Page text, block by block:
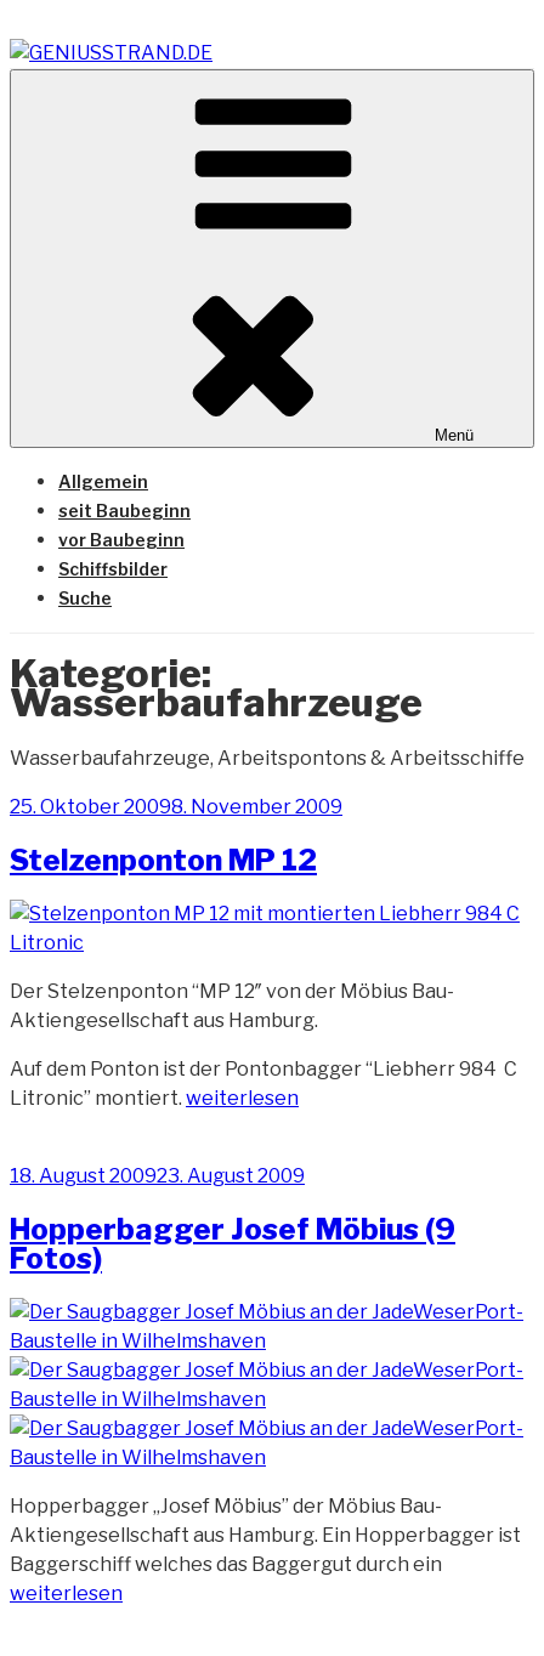
Inhalt
springen
GENIUSSTRAND.DE
Vom Geniusstrand zum JadeWeserPort/Container
Terminal Wilhelmshaven
Menü
Allgemein
seit Baubeginn
vor Baubeginn
Schiffsbilder
Suche
Kategorie:
Wasserbaufahrzeuge
Wasserbaufahrzeuge, Arbeitspontons & Arbeitsschiffe
Veröffentlicht
25. Oktober 20098. November 2009
Stelzenponton MP 12
Der Stelzenponton “MP 12″ von der Möbius Bau-
Aktiengesellschaft aus Hamburg.
Auf dem Ponton ist der Pontonbagger“Liebherr 984 C
Litronic” montiert. „Stelzenponton
weiterlesen
Veröffentlicht
18. August 200923. August 2009
Hopperbagger Josef Möbius (9
Fotos)
Hopperbagger „Josef Möbius” der Möbius Bau-
Aktiengesellschaft aus Hamburg. Ein Hopperbagger ist
Baggerschiff welches das Baggergut durch ein
weiterlesen